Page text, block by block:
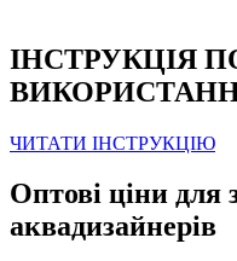
ІНСТРУКЦІЯ
ЧИТАТИ ІНСТРУКЦІЮ
Оптові ціни для
аквадизайнерів